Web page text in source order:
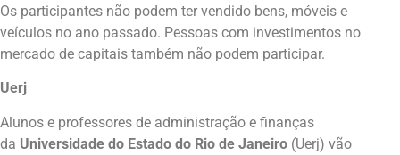
Os participantes não podem ter vendido bens, móveis e
veículos no ano passado. Pessoas com investimentos no
mercado de capitais também não podem participar.
Uerj
Alunos e professores de administração e finanças
da Universidade do Estado do Rio de Janeiro (Uerj) vão